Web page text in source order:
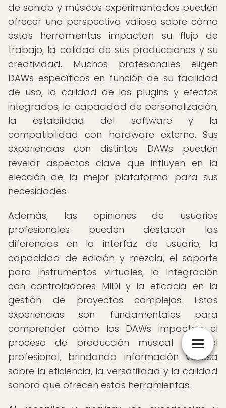
de sonido y músicos experimentados pueden
ofrecer una perspectiva valiosa sobre cómo
estas herramientas impactan su flujo de
trabajo, la calidad de sus producciones y su
creatividad. Muchos profesionales eligen
DAWs específicos en función de su facilidad
de uso, la calidad de los plugins y efectos
integrados, la capacidad de personalización,
la estabilidad del software y la
compatibilidad con hardware externo. Sus
experiencias con distintos DAWs pueden
revelar aspectos clave que influyen en la
elección de la mejor plataforma para sus
necesidades.
Además, las opiniones de usuarios
profesionales pueden destacar las
diferencias en la interfaz de usuario, la
capacidad de edición y mezcla, el soporte
para instrumentos virtuales, la integración
con controladores MIDI y la eficacia en la
gestión de proyectos complejos. Estas
experiencias son fundamentales para
comprender cómo los DAWs impactan el
proceso de producción musical a nivel
profesional, brindando información valiosa
sobre la eficiencia, la versatilidad y la calidad
sonora que ofrecen estas herramientas.